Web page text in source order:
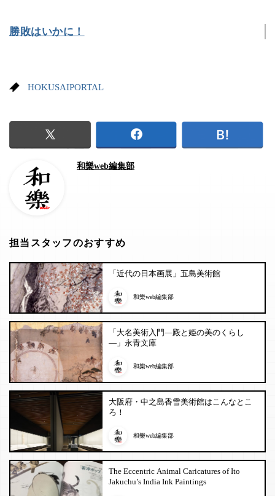
勝敗はいかに！
HOKUSAIPORTAL
和樂web編集部
担当スタッフのおすすめ
「近代の日本画展」五島美術館
和樂web編集部
「大名美術入門―殿と姫の美のくらし
―」永青文庫
和樂web編集部
大阪府・中之島香雪美術館はこんなとこ
ろ！
和樂web編集部
The Eccentric Animal Caricatures of Ito
Jakuchu’s India Ink Paintings